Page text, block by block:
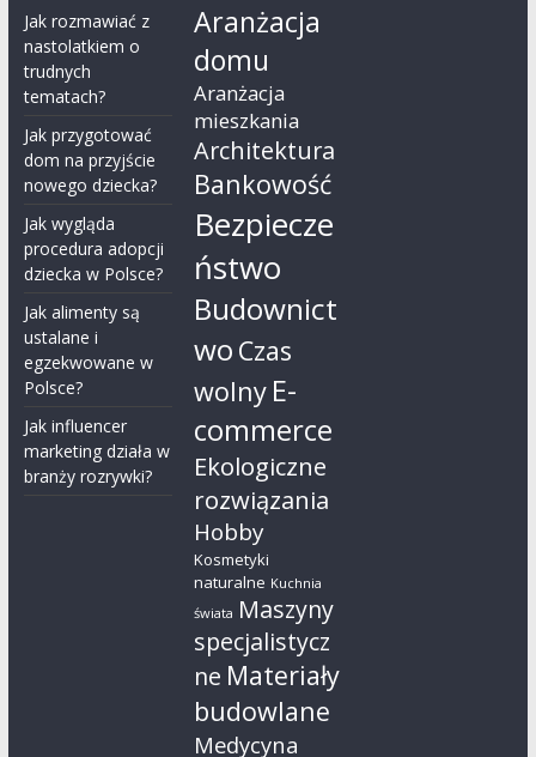
Jak rozmawiać z
nastolatkiem o
trudnych
tematach?
Jak przygotować
dom na przyjście
nowego dziecka?
Jak wygląda
procedura adopcji
dziecka w Polsce?
Jak alimenty są
ustalane i
egzekwowane w
Polsce?
Jak influencer
marketing działa w
branży rozrywki?
Aranżacja
domu
Aranżacja
mieszkania
Architektura
Bankowość
Bezpiecze
ństwo
Budownict
wo Czas
wolny E-
commerce
Ekologiczne
rozwiązania
Hobby
Kosmetyki
naturalne Kuchnia
świata Maszyny
specjalistycz
ne Materiały
budowlane
Medycyna